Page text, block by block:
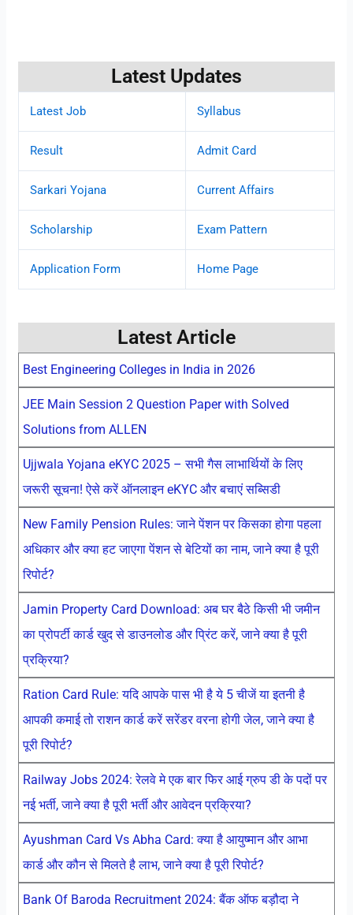
Latest Updates
Latest Job Syllabus
Result Admit Card
Sarkari Yojana Current Affairs
Scholarship Exam Pattern
Application Form Home Page
Latest Article
Best Engineering Colleges in India in 2026
JEE Main Session 2 Question Paper with Solved
Solutions from ALLEN
Ujjwala Yojana eKYC 2025 – सभी गैस लाभार्थियों के लिए
जरूरी सूचना! ऐसे करें ऑनलाइन eKYC और बचाएं सब्सिडी
New Family Pension Rules: जाने पेंशन पर किसका होगा पहला
अधिकार और क्या हट जाएगा पेंशन से बेटियों का नाम, जाने क्या है पूरी
रिपोर्ट?
Jamin Property Card Download: अब घर बैठे किसी भी जमीन
का प्रोपर्टी कार्ड खुद से डाउनलोड और प्रिंट करें, जाने क्या है पूरी
प्रक्रिया?
Ration Card Rule: यदि आपके पास भी है ये 5 चीजें या इतनी है
आपकी कमाई तो राशन कार्ड करें सरेंडर वरना होगी जेल, जाने क्या है
पूरी रिपोर्ट?
Railway Jobs 2024: रेलवे मे एक बार फिर आई ग्रुप डी के पदों पर
नई भर्ती, जाने क्या है पूरी भर्ती और आवेदन प्रक्रिया?
Ayushman Card Vs Abha Card: क्या है आयुष्मान और आभा
कार्ड और कौन से मिलते है लाभ, जाने क्या है पूरी रिपोर्ट?
Bank Of Baroda Recruitment 2024: बैंक ऑफ बड़ौदा ने